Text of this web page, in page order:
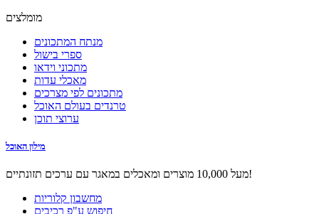
מומלצים
מנתח המתכונים
ספרי בישול
מתכוני וידאו
מאכלי עדות
מתכונים לפי מצרכים
טרנדים בעולם האוכל
ערוצי תוכן
מילון האוכל
מעל 10,000 מוצרים ומאכלים במאגר עם ערכים תזונתיים!
מחשבון קלוריות
חיפוש ע"פ רכיבים